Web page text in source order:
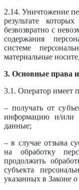
2.14. Уничтожение
результате
безвозвратно с
содержания
системе
материальные
3. Основные права
3.1. Оператор имеет
– получать от
информацию и/или
данные;
– в случае отзыва
на обработку
продолжить
субъекта
указанных в Законе